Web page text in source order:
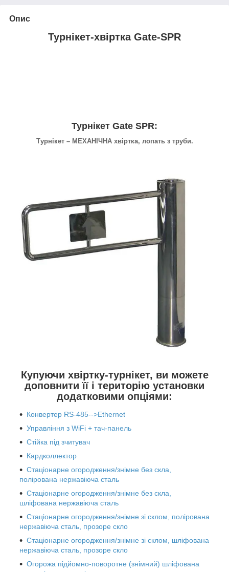
Опис
Турнікет-хвіртка Gate-SPR
Турнікет Gate SPR:
Турнікет – МЕХАНІЧНА хвіртка, лопать з труби.
Купуючи хвіртку-турнікет, ви можете
доповнити її і територію установки
додатковими опціями:
Конвертер RS-485-->Ethernet
Управління з WiFi + тач-панель
Стійка під зчитувач
Кардколлектор
Стаціонарне огородження/знімне без скла,
полірована нержавіюча сталь
Стаціонарне огородження/знімне без скла,
шліфована нержавіюча сталь
Стаціонарне огородження/знімне зі склом, полірована
нержавіюча сталь, прозоре скло
Стаціонарне огородження/знімне зі склом, шліфована
нержавіюча сталь, прозоре скло
Огорожа підйомно-поворотне (знімний) шліфована